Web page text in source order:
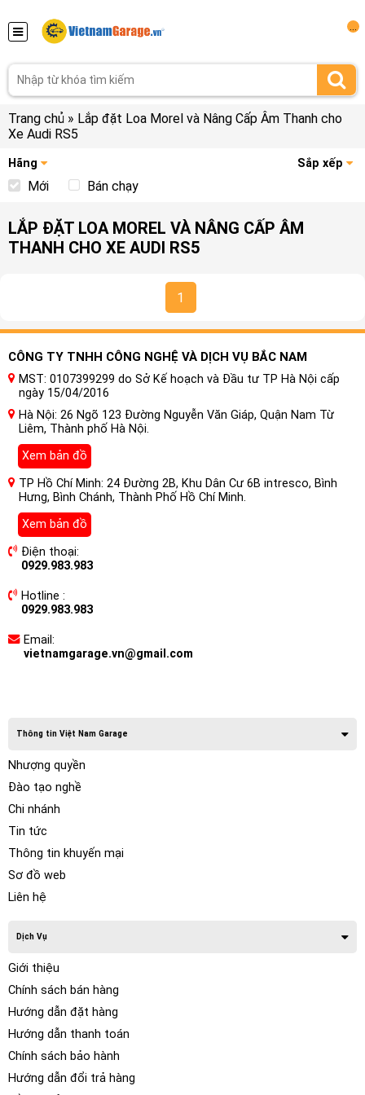
Trang chủ » Lắp đặt Loa Morel và Nâng Cấp Âm Thanh cho
Xe Audi RS5
Hãng Sắp xếp
Mới Bán chạy
LẮP ĐẶT LOA MOREL VÀ NÂNG CẤP ÂM
THANH CHO XE AUDI RS5
1
CÔNG TY TNHH CÔNG NGHỆ VÀ DỊCH VỤ BẮC NAM
MST: 0107399299 do Sở Kế hoạch và Đầu tư TP Hà Nội cấp
ngày 15/04/2016
Hà Nội: 26 Ngõ 123 Đường Nguyễn Văn Giáp, Quận Nam Từ
Liêm, Thành phố Hà Nội.
Xem bản đồ
TP Hồ Chí Minh: 24 Đường 2B, Khu Dân Cư 6B intresco, Bình
Hưng, Bình Chánh, Thành Phố Hồ Chí Minh.
Xem bản đồ
Điện thoại:
0929.983.983
Hotline :
0929.983.983
Email:
vietnamgarage.vn@gmail.com
Thông tin Việt Nam Garage
Nhượng quyền
Đào tạo nghề
Chi nhánh
Tin tức
Thông tin khuyến mại
Sơ đồ web
Liên hệ
Dịch Vụ
Giới thiệu
Chính sách bán hàng
Hướng dẫn đặt hàng
Hướng dẫn thanh toán
Chính sách bảo hành
Hướng dẫn đổi trả hàng